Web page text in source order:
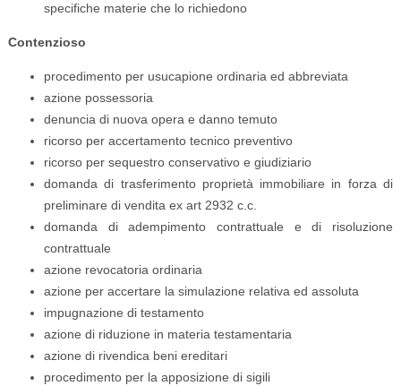
specifiche materie che lo richiedono
Contenzioso
procedimento per usucapione ordinaria ed abbreviata
azione possessoria
denuncia di nuova opera e danno temuto
ricorso per accertamento tecnico preventivo
ricorso per sequestro conservativo e giudiziario
domanda di trasferimento proprietà immobiliare in forza di
preliminare di vendita ex art 2932 c.c.
domanda di adempimento contrattuale e di risoluzione
contrattuale
azione revocatoria ordinaria
azione per accertare la simulazione relativa ed assoluta
impugnazione di testamento
azione di riduzione in materia testamentaria
azione di rivendica beni ereditari
procedimento per la apposizione di sigili